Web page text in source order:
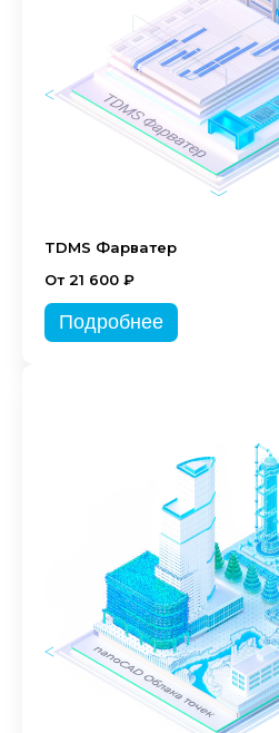
TDMS Фарватер
От 21 600 ₽
Подробнее